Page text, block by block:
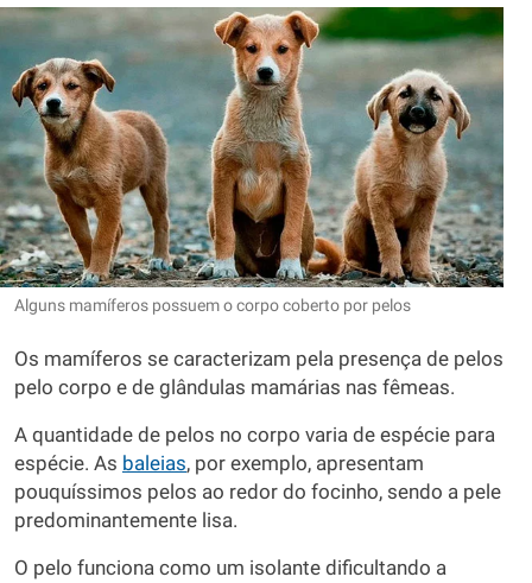
Alguns mamíferos possuem o corpo coberto por pelos
Os mamíferos se caracterizam pela presença de pelos
pelo corpo e de glândulas mamárias nas fêmeas.
A quantidade de pelos no corpo varia de espécie para
espécie. As baleias, por exemplo, apresentam
pouquíssimos pelos ao redor do focinho, sendo a pele
predominantemente lisa.
O pelo funciona como um isolante dificultando a